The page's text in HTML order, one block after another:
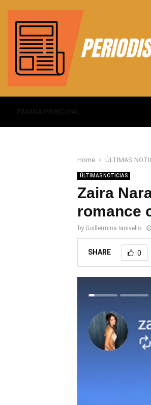
Home ÚLTIMAS
ÚLTIMAS NOTICIAS
Zaira
romance
by Guillermina Ianivello
SHARE 0